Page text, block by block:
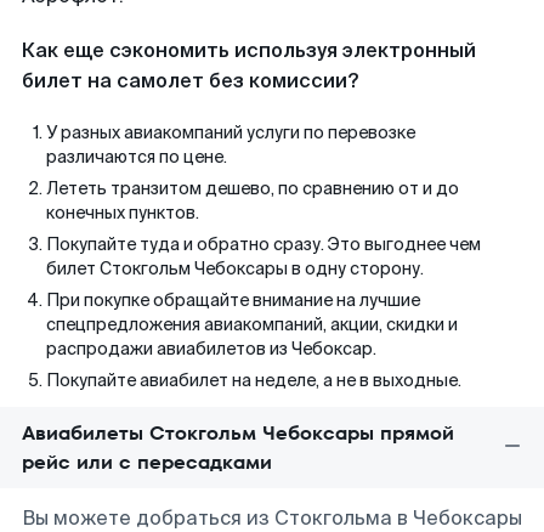
Как еще сэкономить используя электронный
билет на самолет без комиссии?
У разных авиакомпаний услуги по перевозке
различаются по цене.
Лететь транзитом дешево, по сравнению от и до
конечных пунктов.
Покупайте туда и обратно сразу. Это выгоднее чем
билет Стокгольм Чебоксары в одну сторону.
При покупке обращайте внимание на лучшие
спецпредложения авиакомпаний, акции, скидки и
распродажи авиабилетов из Чебоксар.
Покупайте авиабилет на неделе, а не в выходные.
Авиабилеты Стокгольм Чебоксары прямой
рейс или с пересадками
Вы можете добраться из Стокгольма в Чебоксары